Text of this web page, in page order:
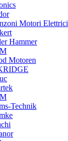
Motori Elettrici
Hammer
Motoren
Technik